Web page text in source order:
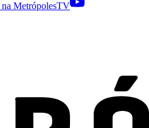
na MetrópolesTV